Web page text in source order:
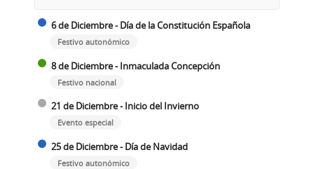
6 de Diciembre - Día de la Constitución Española
Festivo autonómico
8 de Diciembre - Inmaculada Concepción
Festivo nacional
21 de Diciembre - Inicio del Invierno
Evento especial
25 de Diciembre - Día de Navidad
Festivo autonómico